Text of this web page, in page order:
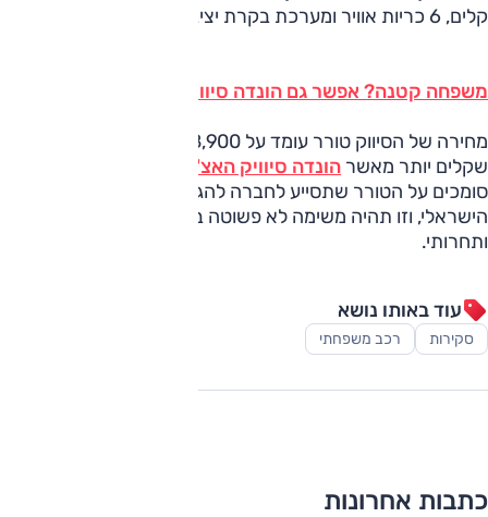
קלים, 6 כריות אוויר ומערכת בקרת יציבות.
משפחה קטנה? אפשר גם הונדה סיוויק האצ'בק ידנית (מבחן)
שקלים יותר מאשר הונדה סיוויק האצ'בק
סומכים על הטורר שתסייע לחברה להגדיל את המכירות בשוק
הישראלי, וזו תהיה משימה לא פשוטה בשוק שהופך ליותר צפוף
ותחרותי.
עוד באותו נושא
סקירות רכב משפחתי
כתבות אחרונות